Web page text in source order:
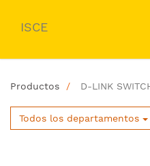
ISCE
Productos D-LINK
Todos los departamentos